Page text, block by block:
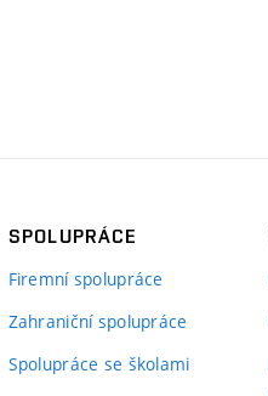
SPOLUPRÁCE
Firemní spolupráce
Zahraniční spolupráce
Spolupráce se školami